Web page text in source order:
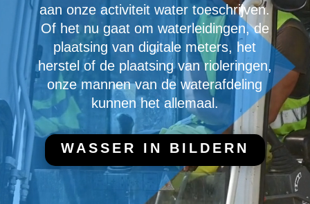
aan onze activiteit water toeschrijven.
Of het nu gaat om waterleidingen, de
plaatsing van digitale meters, het
herstel of de plaatsing van rioleringen,
onze mannen van de waterafdeling
kunnen het allemaal.
WASSER IN BILDERN